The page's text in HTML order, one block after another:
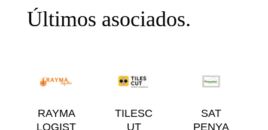
Últimos asociados.
RAYMA
LOGIST
TILESC
UT
SAT
PENYA